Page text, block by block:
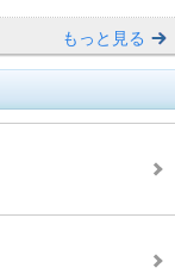
もっと見る